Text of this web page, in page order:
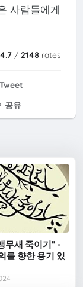
사람들에게
4.7 /2148 rates
Tweet
공유
무새 죽이기" -
를 향한 용기 있